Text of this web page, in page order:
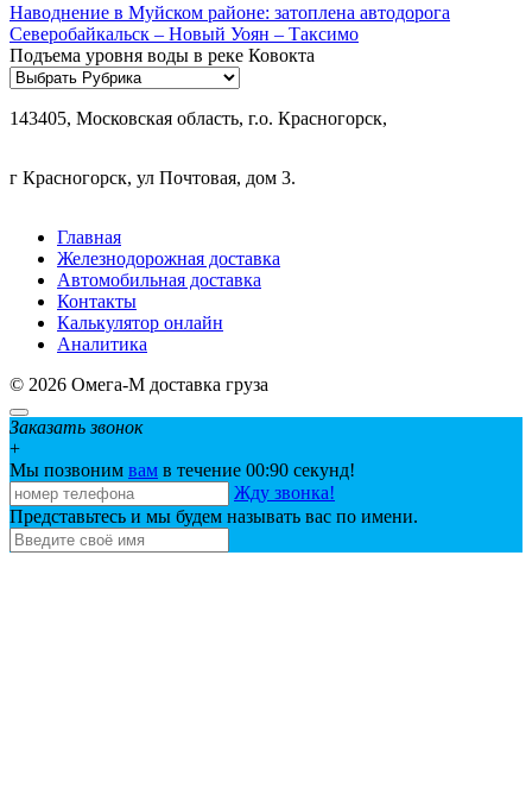
Наводнение в Муйском районе: затоплена автодорога
Северобайкальск – Новый Уоян – Таксимо
Подъема уровня воды в реке Ковокта
Рубрики
143405, Московская область, г.о. Красногорск,
г Красногорск, ул Почтовая, дом 3.
Главная
Железнодорожная доставка
Автомобильная доставка
Контакты
Калькулятор онлайн
Аналитика
© 2026 Омега-М доставка груза
Заказать звонок
+
Мы позвоним вам в течение 00:90 секунд!
Жду звонка!
Представьтесь и мы будем называть вас по имени.